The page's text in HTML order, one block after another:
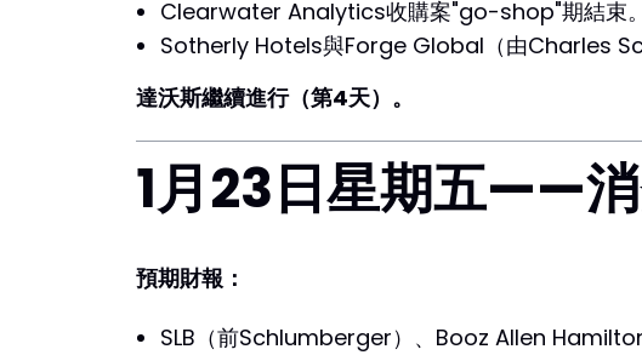
Clearwater Analytics收購案"go-shop"期結束。
Sotherly Hotels與Forge Global（由Charles
達沃斯繼續進行（第4天）。
1月23日星期五——
預期財報：
SLB（前Schlumberger）、Booz Allen